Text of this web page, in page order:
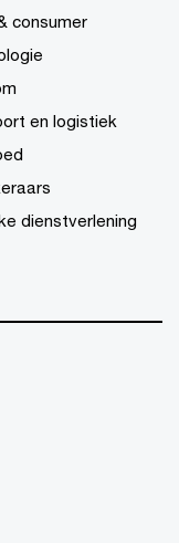
consumer
en logistiek
dienstverlening